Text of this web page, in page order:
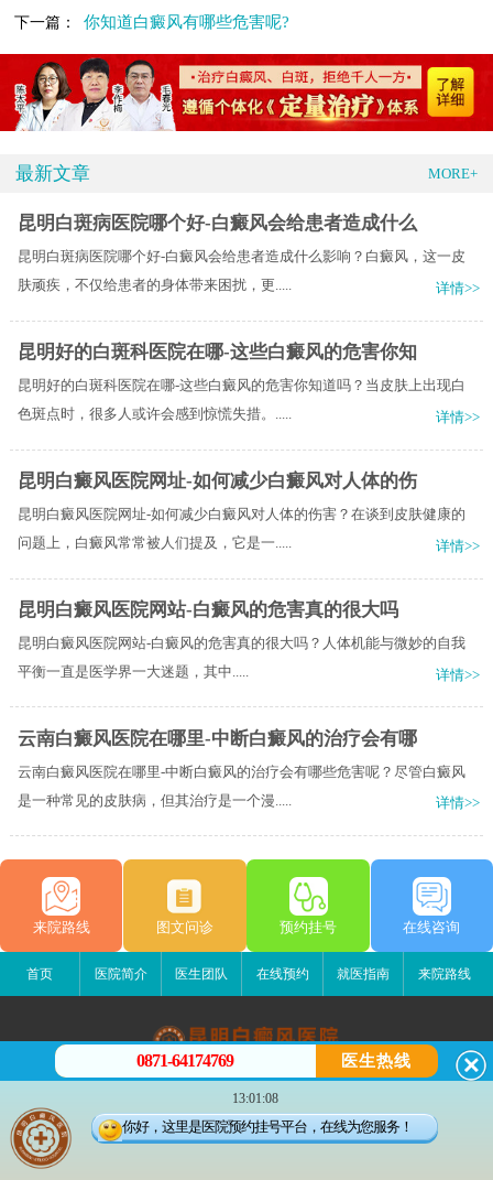
下一篇： 你知道白癜风有哪些危害呢?
最新文章 MORE+
昆明白斑病医院哪个好-白癜风会给患者造成什么
昆明白斑病医院哪个好-白癜风会给患者造成什么影响？白癜风，这一皮
肤顽疾，不仅给患者的身体带来困扰，更.....
详情>>
昆明好的白斑科医院在哪-这些白癜风的危害你知
昆明好的白斑科医院在哪-这些白癜风的危害你知道吗？当皮肤上出现白
色斑点时，很多人或许会感到惊慌失措。.....
详情>>
昆明白癜风医院网址-如何减少白癜风对人体的伤
昆明白癜风医院网址-如何减少白癜风对人体的伤害？在谈到皮肤健康的
问题上，白癜风常常被人们提及，它是一.....
详情>>
昆明白癜风医院网站-白癜风的危害真的很大吗
昆明白癜风医院网站-白癜风的危害真的很大吗？​人体机能与微妙的自我
平衡一直是医学界一大迷题，其中.....
详情>>
云南白癜风医院在哪里-中断白癜风的治疗会有哪
云南白癜风医院在哪里-中断白癜风的治疗会有哪些危害呢？尽管白癜风
是一种常见的皮肤病，但其治疗是一个漫.....
详情>>
来院路线 图文问诊 预约挂号 在线咨询
首页 医院简介 医生团队 在线预约 就医指南 来院路线
昆明白癜风医院
昆明市五华区护国路2号
版权所有：昆明白癜风医院
0871-64174769 医生热线
13:01:08
你好，这里是医院预约挂号平台，在线为您服务！